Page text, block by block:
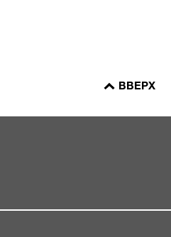
ВВЕРХ